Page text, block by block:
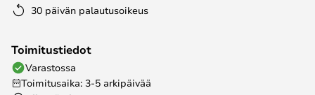
30 päivän palautusoikeus
Toimitustiedot
Varastossa
Toimitusaika: 3-5 arkipäivää